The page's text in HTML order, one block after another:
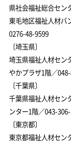
県社会福祉総合セン
東毛地区福祉人材バ
0276-48-9599
〔埼玉県〕
埼玉県福祉人材セン
やかプラザ1階／
〔千葉県〕
千葉県福祉人材セン
ンター1階／043-
〔東京都〕
東京都福祉人材セン